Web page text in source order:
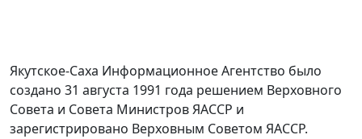
Якутское-Саха Информационное Агентство было
создано 31 августа 1991 года решением Верховного
Совета и Совета Министров ЯАССР и
зарегистрировано Верховным Советом ЯАССР.